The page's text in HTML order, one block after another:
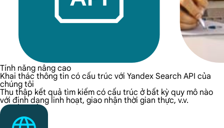
Tính năng nâng cao
Khai thác thông tin có cấu trúc với Yandex Search API của
chúng tôi
Thu thập kết quả tìm kiếm có cấu trúc ở bất kỳ quy mô nào
với định dạng linh hoạt, giao nhận thời gian thực, v.v.